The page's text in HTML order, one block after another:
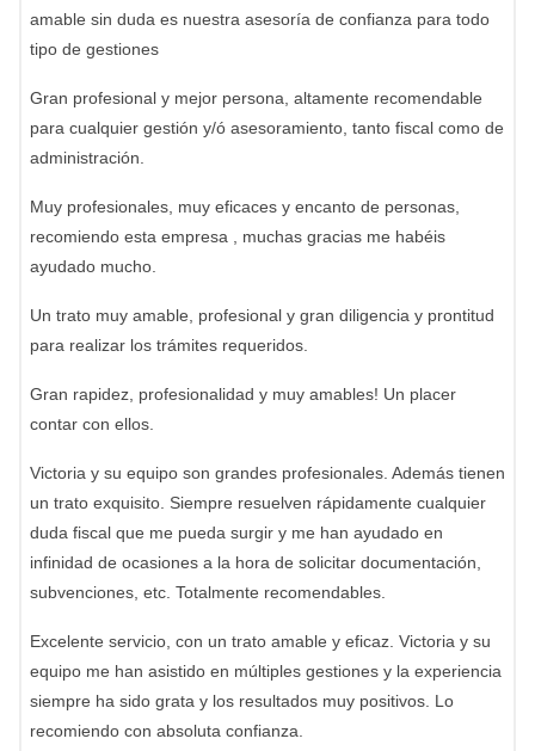
amable sin duda es nuestra asesoría de confianza para todo
tipo de gestiones
Gran profesional y mejor persona, altamente recomendable
para cualquier gestión y/ó asesoramiento, tanto fiscal como de
administración.
Muy profesionales, muy eficaces y encanto de personas,
recomiendo esta empresa , muchas gracias me habéis
ayudado mucho.
Un trato muy amable, profesional y gran diligencia y prontitud
para realizar los trámites requeridos.
Gran rapidez, profesionalidad y muy amables! Un placer
contar con ellos.
Victoria y su equipo son grandes profesionales. Además tienen
un trato exquisito. Siempre resuelven rápidamente cualquier
duda fiscal que me pueda surgir y me han ayudado en
infinidad de ocasiones a la hora de solicitar documentación,
subvenciones, etc. Totalmente recomendables.
Excelente servicio, con un trato amable y eficaz. Victoria y su
equipo me han asistido en múltiples gestiones y la experiencia
siempre ha sido grata y los resultados muy positivos. Lo
recomiendo con absoluta confianza.